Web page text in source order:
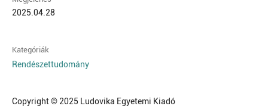
2025.04.28
Kategóriák
Rendészettudomány
Copyright © 2025 Ludovika Egyetemi Kiadó